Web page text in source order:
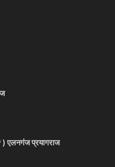
) एलनगंज प्रयागराज